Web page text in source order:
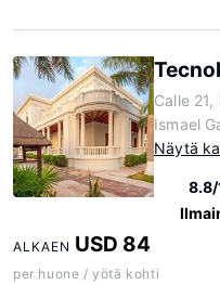
Calle
Ismael
Näytä
8.8/
ALKAEN USD 84
per huone / yötä kohti